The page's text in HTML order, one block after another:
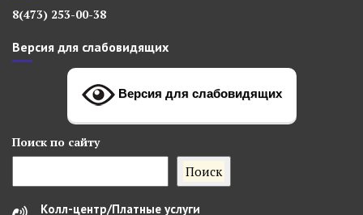
8(473) 253-00-38
Версия для слабовидящих
Версия для слабовидящих
Поиск по сайту
Поиск
Колл-центр/Платные услуги